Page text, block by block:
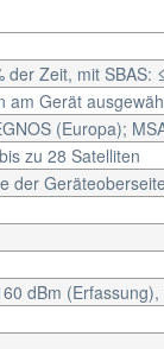
der Zeit, mit SBAS:
am Gerät
(Europa);
zu 28 Satelliten
der
dBm